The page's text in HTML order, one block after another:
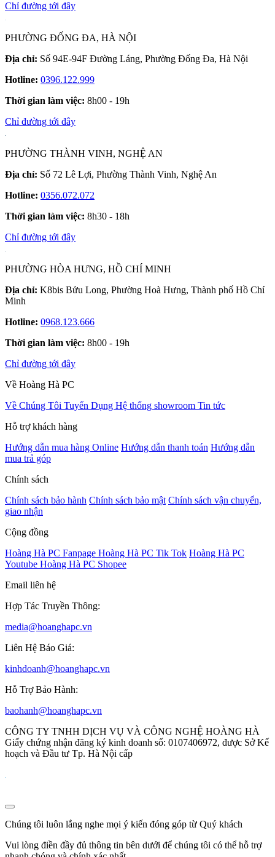
Chỉ đường tới đây
PHƯỜNG ĐỐNG ĐA, HÀ NỘI
Địa chỉ: Số 94E-94F Đường Láng, Phường Đống Đa, Hà Nội
Hotline: 0396.122.999
Thời gian làm việc: 8h00 - 19h
Chỉ đường tới đây
PHƯỜNG THÀNH VINH, NGHỆ AN
Địa chỉ: Số 72 Lê Lợi, Phường Thành Vinh, Nghệ An
Hotline: 0356.072.072
Thời gian làm việc: 8h30 - 18h
Chỉ đường tới đây
PHƯỜNG HÒA HƯNG, HỒ CHÍ MINH
Địa chỉ: K8bis Bửu Long, Phường Hoà Hưng, Thành phố Hồ Chí
Minh
Hotline: 0968.123.666
Thời gian làm việc: 8h00 - 19h
Chỉ đường tới đây
Về Hoàng Hà PC
Về Chúng Tôi Tuyển Dụng Hệ thống showroom Tin tức
Hỗ trợ khách hàng
Hướng dẫn mua hàng Online Hướng dẫn thanh toán Hướng dẫn
mua trả góp
Chính sách
Chính sách bảo hành Chính sách bảo mật Chính sách vận chuyển,
giao nhận
Cộng đồng
Hoàng Hà PC Fanpage Hoàng Hà PC Tik Tok Hoàng Hà PC
Youtube Hoàng Hà PC Shopee
Email liên hệ
Hợp Tác Truyền Thông:
media@hoanghapc.vn
Liên Hệ Báo Giá:
kinhdoanh@hoanghapc.vn
Hỗ Trợ Bảo Hành:
baohanh@hoanghapc.vn
CÔNG TY TNHH DỊCH VỤ VÀ CÔNG NGHỆ HOÀNG HÀ
Giấy chứng nhận đăng ký kinh doanh số: 0107406972, được Sở Kế
hoạch và Đầu tư Tp. Hà Nội cấp
Chúng tôi luôn lắng nghe mọi ý kiến đóng góp từ Quý khách
Vui lòng điền đầy đủ thông tin bên dưới để chúng tôi có thể hỗ trợ